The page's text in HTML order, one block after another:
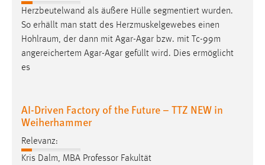
Herzbeutelwand als äußere Hülle segmentiert wurden.
So erhällt man statt des Herzmuskelgewebes einen
Hohlraum, der dann mit Agar-Agar bzw. mit Tc-99m
angereichertem Agar-Agar gefüllt wird. Dies ermöglicht
es
AI-Driven Factory of the Future – TTZ NEW in
Weiherhammer
Relevanz:
Kris Dalm, MBA Professor Fakultät
Name:
MibewSessionID, MIBEW_UserID, mibew_locale, mibew-
chat-frame-style-5e9dbeb1811c0446
MibewSessionID, mibew-chat-frame-style-
5e9dbeb1811c0446 = Sitzungslaufzeit, mibew_locale = 3
Jahre, MIBEW_UserID = 1 Jahr